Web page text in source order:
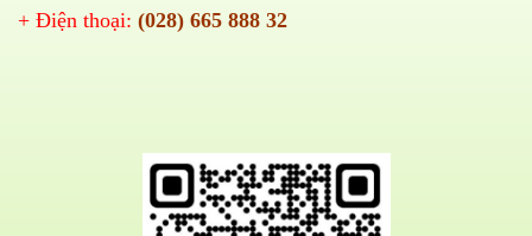
+ Điện thoại: (028) 665 888 32